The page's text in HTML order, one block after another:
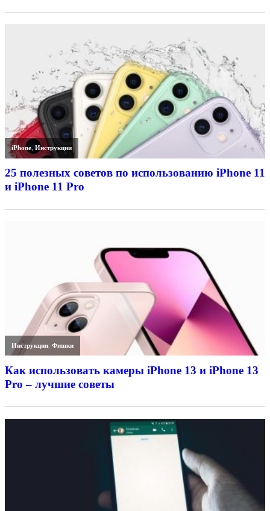
iPhone,Инструкции
25 полезных советов по использованию iPhone 11
и iPhone 11 Pro
Инструкции,Фишки
Как использовать камеры iPhone 13 и iPhone 13
Pro – лучшие советы